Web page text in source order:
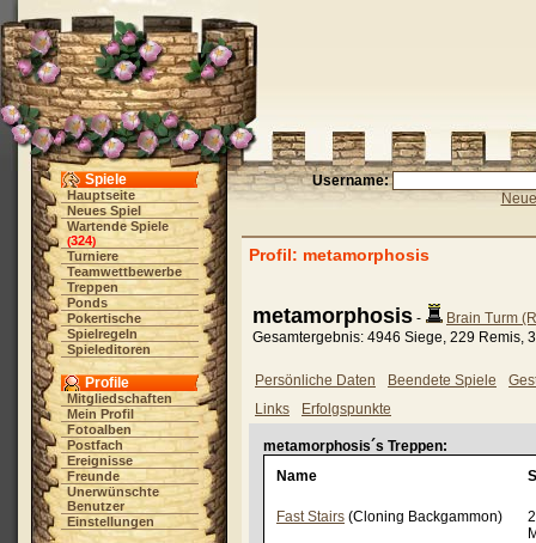
Spiele
Hauptseite
Neues Spiel
Wartende Spiele
(324)
Turniere
Teamwettbewerbe
Treppen
Ponds
Pokertische
Spielregeln
Spieleditoren
Profile
Mitgliedschaften
Mein Profil
Fotoalben
Postfach
Ereignisse
Freunde
Unerwünschte
Benutzer
Einstellungen
Username:
Profil: metamorphosis
metamorphosis -
Brain Turm
Gesamtergebnis: 4946 Siege, 229 Remis,
Persönliche Daten Beendete Spiele
Links
Erfolgspunkte
metamorphosis´s Treppen:
Name
Fast Stairs (Cloning Backgammon)